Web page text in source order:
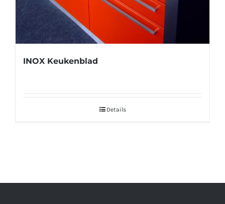
INOX Keukenblad
Details